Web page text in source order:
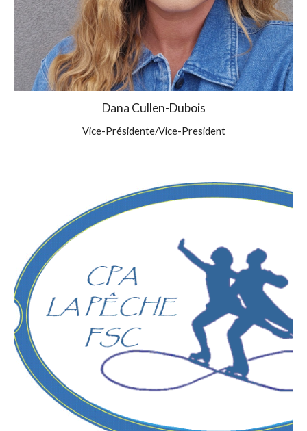
Dana Cullen-Dubois
Vice-Présidente/Vice-President